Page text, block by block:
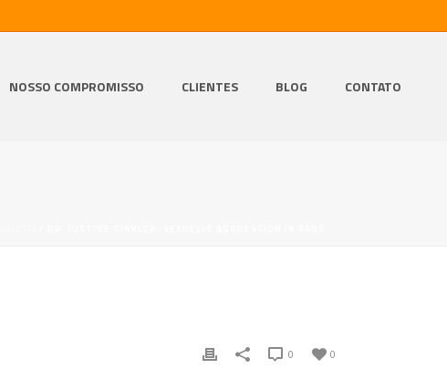
NOSSO COMPROMISSO CLIENTES BLOG CONTATO
0
0